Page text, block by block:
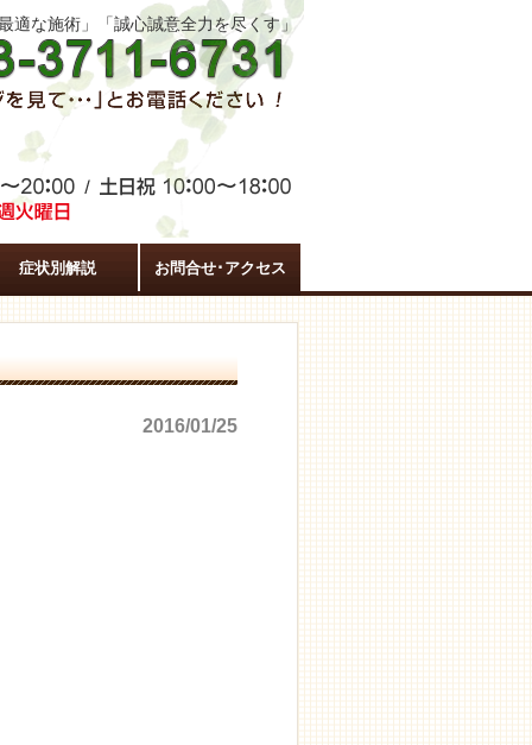
適な施術」「誠心誠意全力を尽くす」
症状別解説 お問合せ･アクセス
2016/01/25